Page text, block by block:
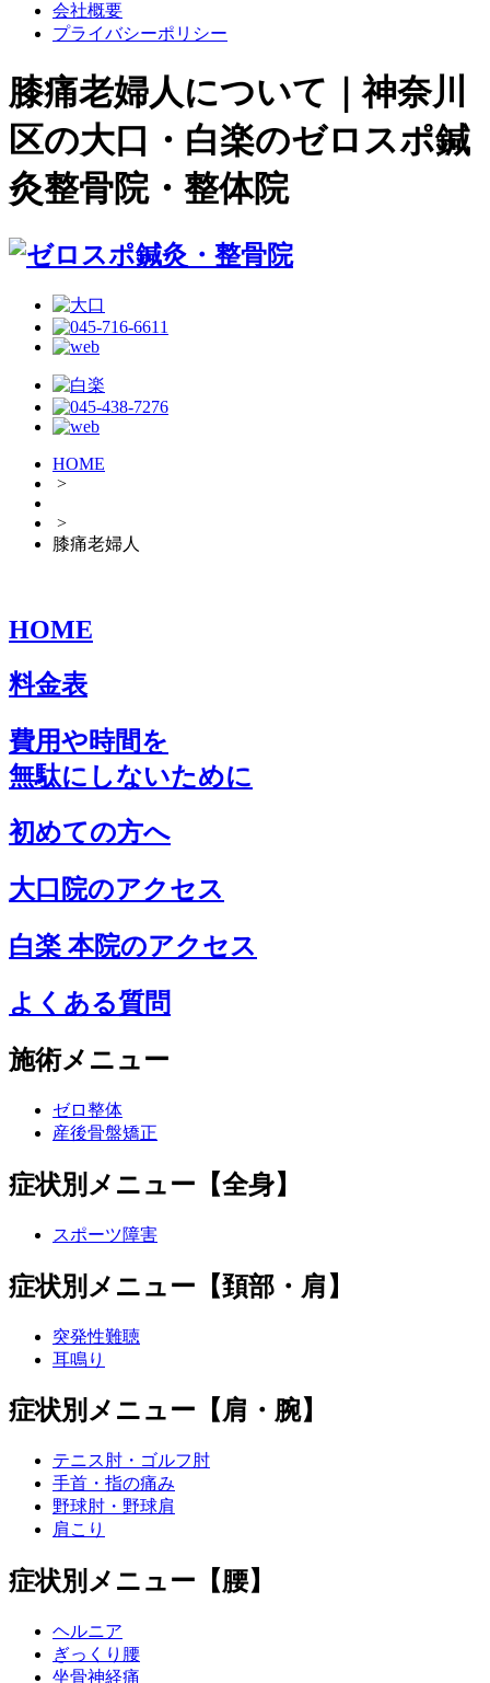
会社概要
プライバシーポリシー
膝痛老婦人について｜神奈川
区の大口・白楽のゼロスポ鍼
灸整骨院・整体院
HOME
>
>
膝痛老婦人
HOME
料金表
費用や時間を
無駄にしないために
初めての方へ
大口院のアクセス
白楽 本院のアクセス
よくある質問
施術メニュー
ゼロ整体
産後骨盤矯正
症状別メニュー【全身】
スポーツ障害
症状別メニュー【頚部・肩】
突発性難聴
耳鳴り
症状別メニュー【肩・腕】
テニス肘・ゴルフ肘
手首・指の痛み
野球肘・野球肩
肩こり
症状別メニュー【腰】
ヘルニア
ぎっくり腰
坐骨神経痛